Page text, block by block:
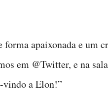
forma apaixonada e um
em @Twitter, e na
vindo a Elon!”